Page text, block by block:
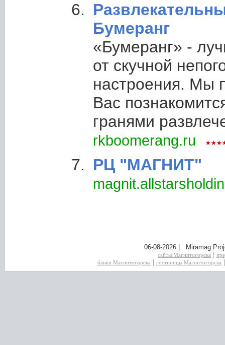
Бумеранг
«Бумеранг» -
от скучной
настроения. Мы
Вас
гранями
rkboomerang.ru
РЦ "МАГНИТ"
06-08-2026 | Miramag
сайты Магнитогорска
банки Магнитогорска
гостиницы Магнитогорска